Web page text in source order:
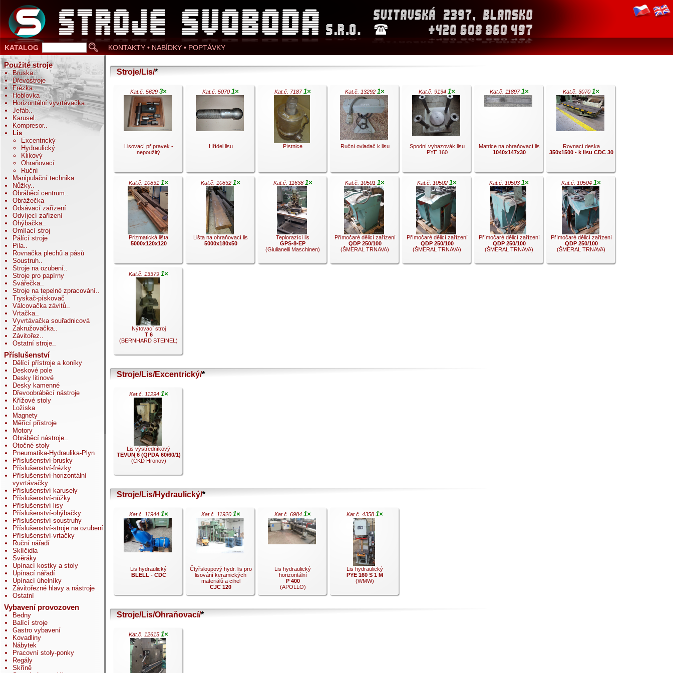
KATALOG KONTAKTY • NABÍDKY • POPTÁVKY
Použité stroje
Bruska..
Dřevostroje
Frézka..
Hoblovka
Horizontální vyvrtávačka..
Jeřáb..
Karusel ..
Kompresor..
Lis
Excentrický
Hydraulický
Klikový
Ohraňovací
Ruční
Manipulační technika
Nůžky..
Obráběcí centrum..
Obrážečka
Odsávací zařízení
Odvíjecí zařízení
Ohýbačka..
Omílací stroj
Pálící stroje
Pila..
Rovnačka plechů a pásů
Soustruh..
Stroje na ozubení..
Stroje pro papírny
Svářečka..
Stroje na tepelné zpracování..
Tryskač-pískovač
Válcovačka závitů..
Vrtačka..
Vyvrtávačka souřadnicová
Zakružovačka..
Závitořez..
Ostatní stroje..
Příslušenství
Dělící přístroje a koníky
Deskové pole
Desky litinové
Desky kamenné
Dřevoobráběcí nástroje
Křížové stoly
Ložiska
Magnety
Měřící přístroje
Motory
Obráběcí nástroje..
Otočné stoly
Pneumatika-Hydraulika-Plyn
Příslušenství-brusky
Příslušenství-frézky
Příslušenství-horizontální
vyvrtávačky
Příslušenství-karusely
Příslušenství-nůžky
Příslušenství-lisy
Příslušenství-ohýbačky
Příslušenství-soustruhy
Příslušenství-stroje na ozubení
Příslušenství-vrtačky
Ruční nářadí
Sklíčidla
Svěráky
Upínací kostky a stoly
Upínací nářadí
Upínací úhelníky
Závitořezné hlavy a nástroje
Ostatní
Vybavení provozoven
Bedny
Balící stroje
Gastro vybavení
Kovadliny
Nábytek
Pracovní stoly-ponky
Regály
Skříně
Stroje/Lis/*
Kat.č. 5629 3×
Lisovací přípravek -
nepoužitý
.
Kat.č. 5070 1×
Hřídel lisu
.
Kat.č. 71871×
Pístnice
.
Kat.č. 13292 1×
Ruční ovladač k lisu
.
Kat.č. 9134 1×
Spodní vyhazovák lisu
PYE 160
Kat.č. 118971×
Matrice na ohraňovací lis
1040x147x30
.
Kat.č. 3070 1×
Rovnací deska
350x1500 - k lisu CDC 30
.
Kat.č. 10831 1×
Prizmatická lišta
5000x120x120
.
Kat.č. 10832 1×
Lišta na ohraňovací lis
5000x180x50
Kat.č. 11638 1×
Teplorazící lis
GPS-­8-­EP
(Giulianelli Maschinen)
Kat.č. 10501 1×
Přímočaré dělicí zařízení
QDP 250/100
(ŠMERAL TRNAVA)
Kat.č. 10502 1×
Přímočaré dělicí zařízení
QDP 250/100
(ŠMERAL TRNAVA)
Kat.č. 10503 1×
Přímočaré dělicí zařízení
QDP 250/100
(ŠMERAL TRNAVA)
Kat.č. 10504 1×
Přímočaré dělicí zařízení
QDP 250/100
(ŠMERAL TRNAVA)
Kat.č. 13379 1×
Nýtovací stroj
T 6
(BERNHARD STEINEL)
Stroje/Lis/Excentrický/*
Kat.č. 11294 1×
Lis výstředníkový
TEVUN 6 (QPDA 60/60/1)
(ČKD Hronov)
Stroje/Lis/Hydraulický/*
Kat.č. 11944 1×
Lis hydraulický
BLELL - CDC
Kat.č. 11920 1×
Čtyřsloupový hydr. lis pro
lisování keramických
materiálů a cihel
CJC 120
Kat.č. 6984 1×
Lis hydraulický
horizontální
P 400
(APOLLO)
Kat.č. 4358 1×
Lis hydraulický
PYE 160 S 1 M
(WMW)
Stroje/Lis/Ohraňovací/*
Kat.č. 12615 1×